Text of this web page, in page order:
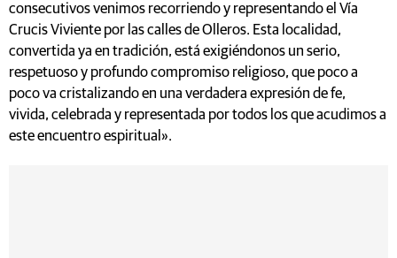
consecutivos venimos recorriendo y representando el Vía
Crucis Viviente por las calles de Olleros. Esta localidad,
convertida ya en tradición, está exigiéndonos un serio,
respetuoso y profundo compromiso religioso, que poco a
poco va cristalizando en una verdadera expresión de fe,
vivida, celebrada y representada por todos los que acudimos a
este encuentro espiritual».